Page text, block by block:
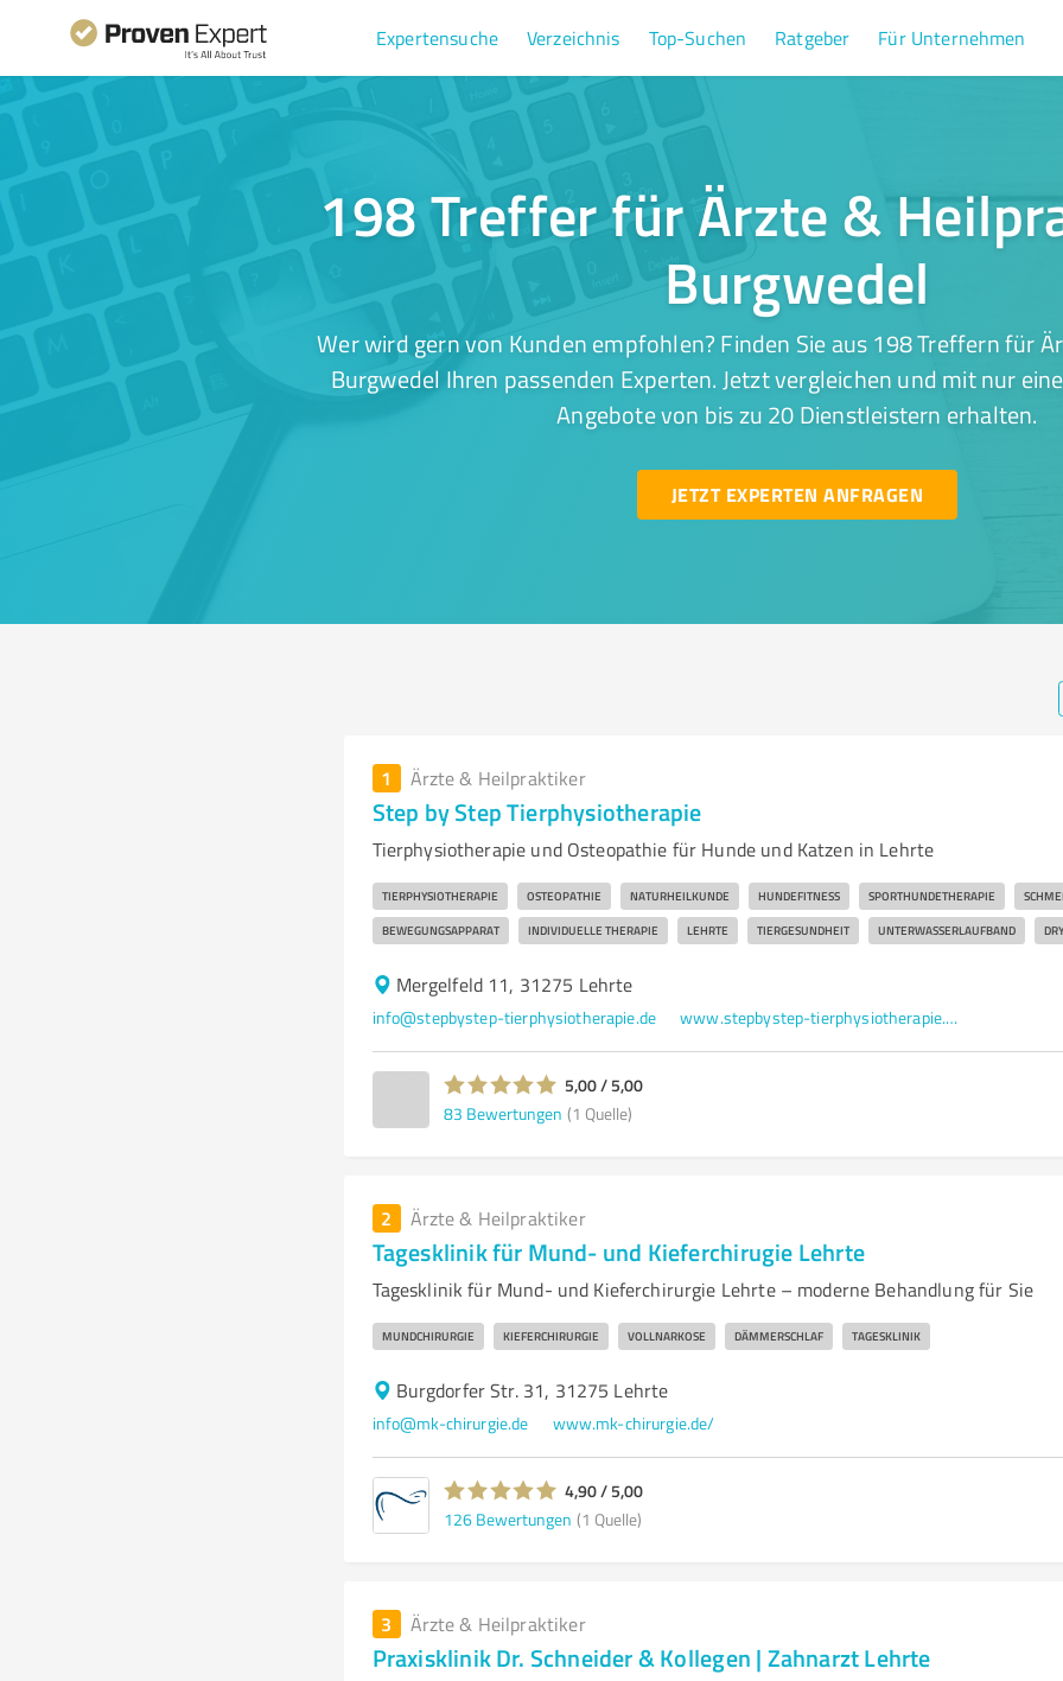
Expertensuche Verzeichnis Top-Suchen Ratgeber Für Unternehmen
198 Treffer für Ärzte &
Burgwedel
Wer wird gern von Kunden empfohlen? Finden Sie aus 198 Treffern für
Burgwedel Ihren passenden Experten. Jetzt vergleichen und mit nur
Angebote von bis zu 20 Dienstleistern erhalten.
JETZT EXPERTEN ANFRAGEN
1 Ärzte & Heilpraktiker
Step by Step Tierphysiotherapie
Tierphysiotherapie und Osteopathie für Hunde und Katzen in Lehrte
TIERPHYSIOTHERAPIE OSTEOPATHIE NATURHEILKUNDE HUNDEFITNESS SPORTHUNDETHERAPIE
BEWEGUNGSAPPARAT INDIVIDUELLE THERAPIE LEHRTE TIERGESUNDHEIT UNTERWASSERLAUFBAND
Mergelfeld 11, 31275 Lehrte
info@stepbystep-tierphysiotherapie.de www.stepbystep-tierphysiotherapie.de/
5,00 / 5,00
83 Bewertungen (1 Quelle)
2 Ärzte & Heilpraktiker
Tagesklinik für Mund- und Kieferchirugie Lehrte
Tagesklinik für Mund- und Kieferchirurgie Lehrte – moderne Behandlung für Sie
MUNDCHIRURGIE KIEFERCHIRURGIE VOLLNARKOSE DÄMMERSCHLAF TAGESKLINIK
Burgdorfer Str. 31, 31275 Lehrte
info@mk-chirurgie.de www.mk-chirurgie.de/
4,90 / 5,00
126 Bewertungen (1 Quelle)
3 Ärzte & Heilpraktiker
Praxisklinik Dr. Schneider & Kollegen | Zahnarzt Lehrte